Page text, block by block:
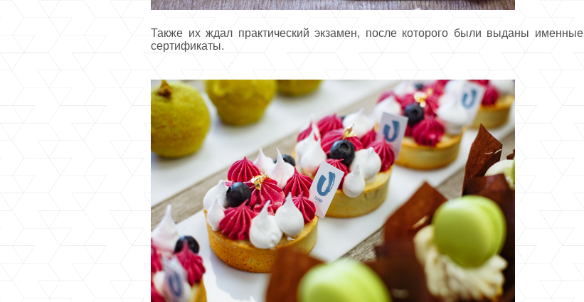
Также их ждал практический экзамен, после которого были выданы именные
сертификаты.